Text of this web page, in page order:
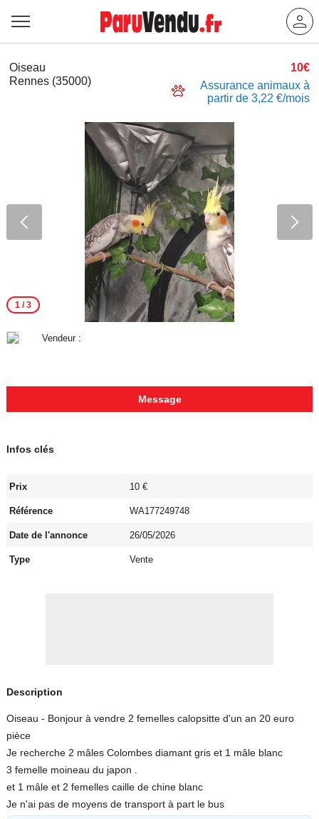
Oiseau
Rennes (35000)
10€
Assurance animaux à
partir de 3,22 €/mois
1/ 3
Vendeur :
Message
Infos clés
Prix 10 €
Référence WA177249748
Date de l'annonce 26/05/2026
Type Vente
Description
Oiseau - Bonjour à vendre 2 femelles calopsitte d'un an 20 euro
pièce
Je recherche 2 mâles Colombes diamant gris et 1 mâle blanc
3 femelle moineau du japon .
et 1 mâle et 2 femelles caille de chine blanc
Je n'ai pas de moyens de transport à part le bus